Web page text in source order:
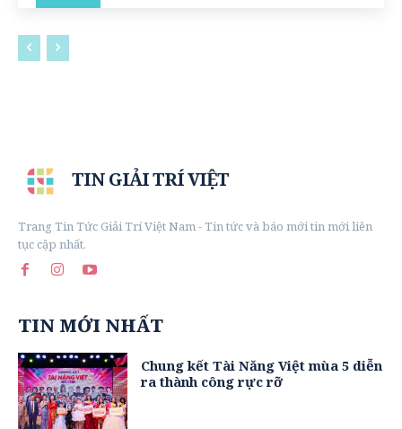
TIN GIẢI TRÍ VIỆT
Trang Tin Tức Giải Trí Việt Nam - Tin tức và báo mới tin mới liên
tục cập nhất.
TIN MỚI NHẤT
Chung kết Tài Năng Việt mùa 5 diễn
ra thành công rực rỡ